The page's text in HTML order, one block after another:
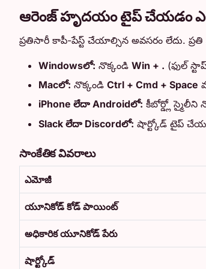
ఆరెంజ్ హృదయం టైప్ చేయడం
ప్రతిసారీ కాపీ-పేస్ట్ చేయాల్సిన అవసరం లేదు.
Windowsలో: నొక్కండి Win + . (ఫుల్
Macలో: నొక్కండి Ctrl + Cmd + Space
iPhone లేదా Androidలో: కీబోర్డ్లో
Slack లేదా Discordలో: షార్ట్కోడ్ టైప్
సాంకేతిక వివరాలు
ఎమోజీ
యూనికోడ్ కోడ్ పాయింట్
అధికారిక యూనికోడ్ పేరు
షార్ట్కోడ్